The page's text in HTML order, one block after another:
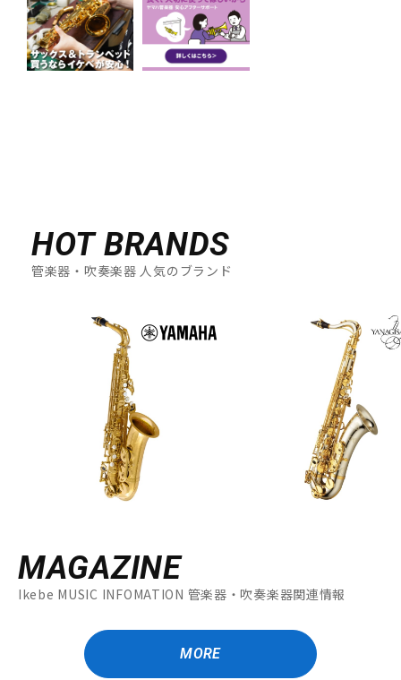
HOT BRANDS
管楽器・吹奏楽器 人気のブランド
MAGAZINE
Ikebe MUSIC INFOMATION 管楽器・吹奏楽器関連情報
MORE